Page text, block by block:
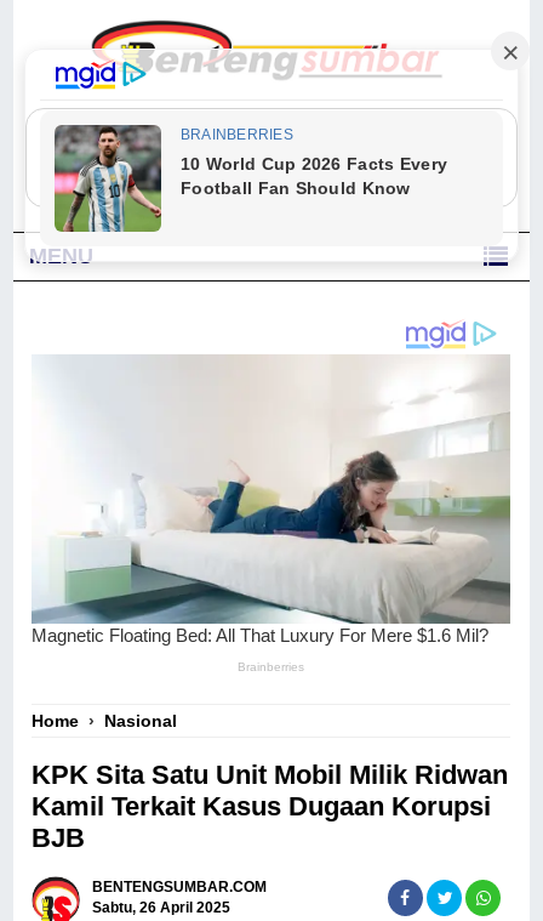
"Sesungguhnya Allah dan para malaikat-Nya berselawat untuk Nabi.
Wahai orang-orang yang beriman, berselawatlah kamu untuk Nabi dan
ucapkanlah salam dengan penuh penghormatan kepadanya." (Qs. Al
Ahzab Ayat 56)
MENU
Home › Nasional
KPK Sita Satu Unit Mobil Milik Ridwan
Kamil Terkait Kasus Dugaan Korupsi
BJB
BENTENGSUMBAR.COM
Sabtu, 26 April 2025